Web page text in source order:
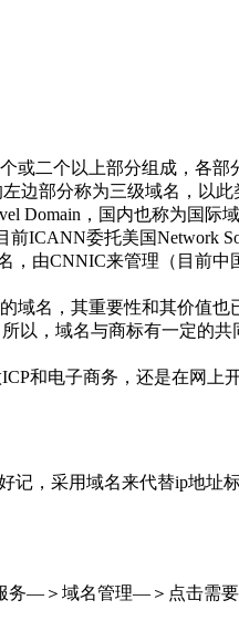
二个以上部分组成，各
部分称为三级域名，以
，国内也称为国际
ICANN委托美国Network
由CNNIC来管理（目前
名，其重要性和其价值
以，域名与商标有一定的
和电子商务，还是在网
，采用域名来代替ip地址
务—＞域名管理—＞点击